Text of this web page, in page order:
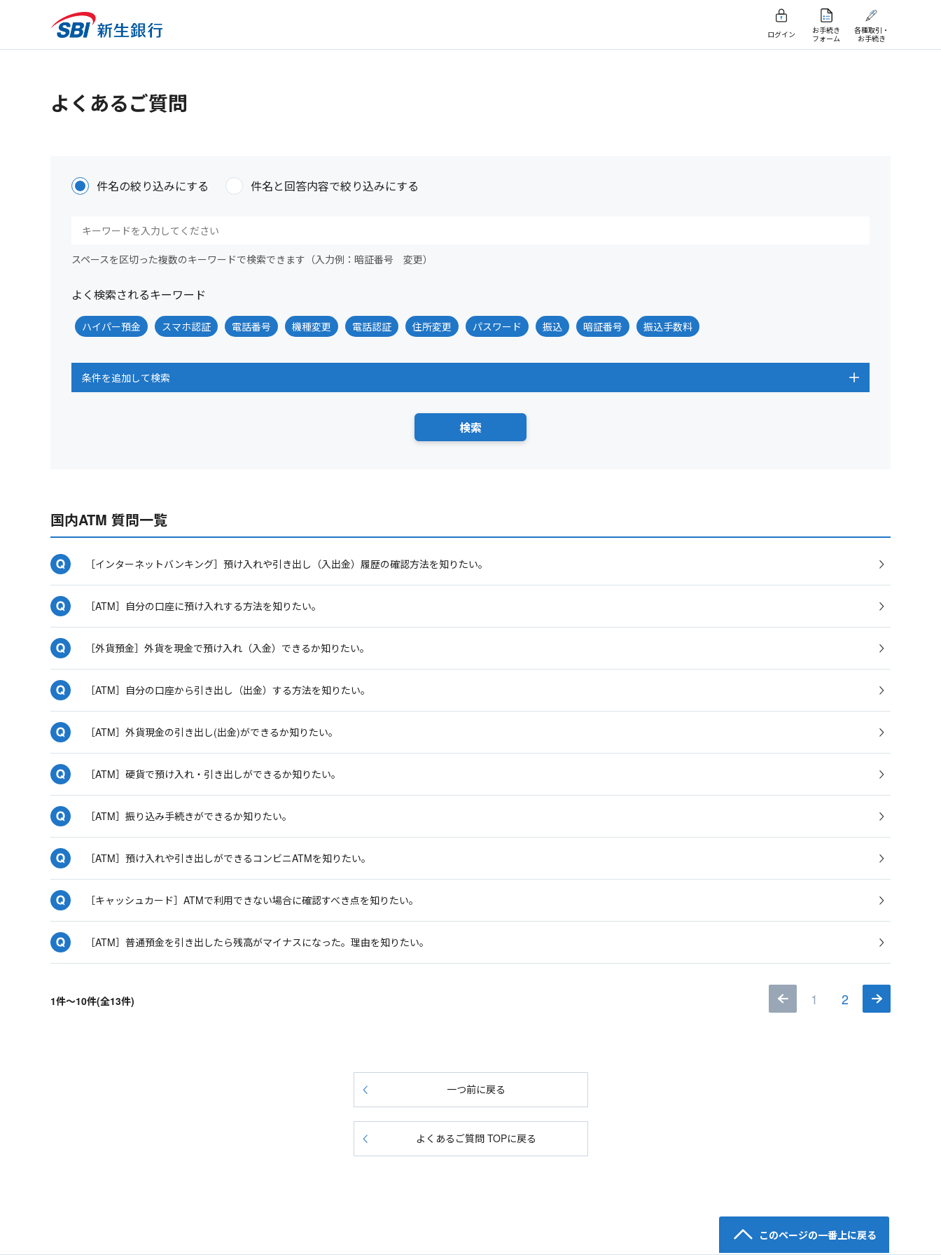
ログイン
お手続き
フォーム
各種取引・
お手続き
よくあるご質問
件名の絞り込みにする 件名と回答内容で絞り込みにする
スペースを区切った複数のキーワードで検索できます（入力例：暗証番号 変更）
よく検索されるキーワード
ハイパー預金 スマホ認証 電話番号 機種変更 電話認証 住所変更 パスワード 振込 暗証番号 振込手数料
条件を追加して検索
国内ATM 質問一覧
［インターネットバンキング］預け入れや引き出し（入出金）履歴の確認方法を知りたい。
［ATM］自分の口座に預け入れする方法を知りたい。
［外貨預金］外貨を現金で預け入れ（入金）できるか知りたい。
［ATM］自分の口座から引き出し（出金）する方法を知りたい。
［ATM］外貨現金の引き出し(出金)ができるか知りたい。
［ATM］硬貨で預け入れ・引き出しができるか知りたい。
［ATM］振り込み手続きができるか知りたい。
［ATM］預け入れや引き出しができるコンビニATMを知りたい。
［キャッシュカード］ATMで利用できない場合に確認すべき点を知りたい。
［ATM］普通預金を引き出したら残高がマイナスになった。理由を知りたい。
1件～10件(全13件) 1 2
一つ前に戻る
よくあるご質問 TOPに戻る
このページの一番上に戻る